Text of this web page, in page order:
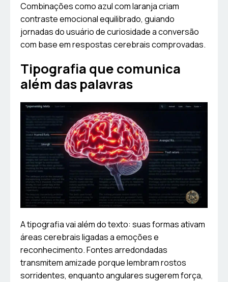
Combinações como azul com laranja criam
contraste emocional equilibrado, guiando
jornadas do usuário de curiosidade a conversão
com base em respostas cerebrais comprovadas.
Tipografia que comunica
além das palavras
A tipografia vai além do texto: suas formas ativam
áreas cerebrais ligadas a emoções e
reconhecimento. Fontes arredondadas
transmitem amizade porque lembram rostos
sorridentes, enquanto angulares sugerem força,